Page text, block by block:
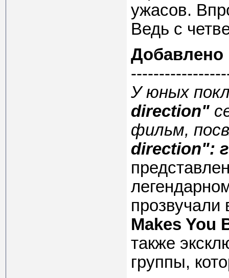
ужасов.
Ведь с
Добавлено
У юных
direction"
фильм,
direction":
Makes You
также
группы,